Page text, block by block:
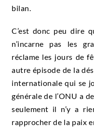
bilan.
C’est donc peu dire
n’incarne pas les
réclame les jours de
autre épisode de la
internationale qui se
générale de l’ONU a
seulement il n’y a
rapprocher de la paix